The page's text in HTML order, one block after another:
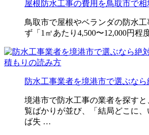
屋根防水工事の費用を鳥取市で
鳥取市で屋根やベランダの防水工
ず「1㎡あたり4,500〜12,000円程
防水工事業者を境港市で選ぶな
境港市で防水工事の業者を探す
覧ばかりが並び、「結局どこに
ば失 …